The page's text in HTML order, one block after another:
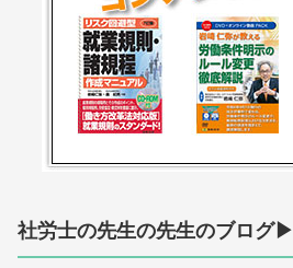
社労士の先生の先生のブログ▶